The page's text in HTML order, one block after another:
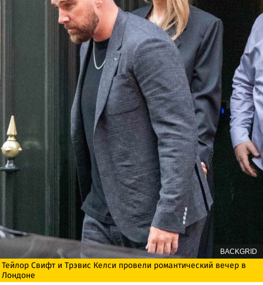
BACKGRID
Тейлор Свифт и Трэвис Келси провели романтический вечер в
Лондоне